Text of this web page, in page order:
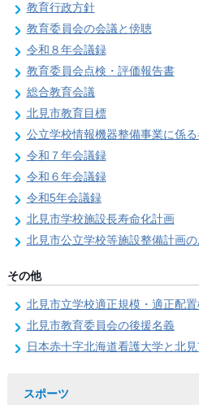
教育行政方針
教育委員会の会議と傍聴
令和８年会議録
教育委員会点検・評価報告書
総合教育会議
北見市教育目標
公立学校情報機器整備事業に係
令和７年会議録
令和６年会議録
令和5年会議録
北見市学校施設長寿命化計画
北見市公立学校等施設整備計画
その他
北見市立学校適正規模・適正配
北見市教育委員会の後援名義
日本赤十字北海道看護大学と北見市教育委
スポーツ